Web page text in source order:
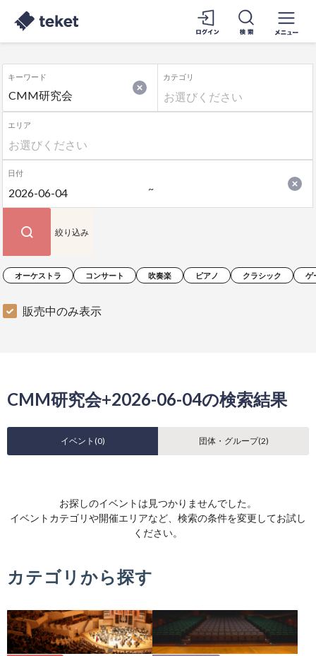
キーワード
オーケストラ コンサート 吹奏楽 ピアノ クラシック ゲ
カテゴリ
エリア
日付
販売中のみ表示
絞り込み
CMM研究会+2026-06-04の検索結果
イベント(0) 団体・グループ(2)
お探しのイベントは見つかりませんでした。
イベントカテゴリや開催エリアなど、検索の条件を変更してお試し
ください。
カテゴリから探す